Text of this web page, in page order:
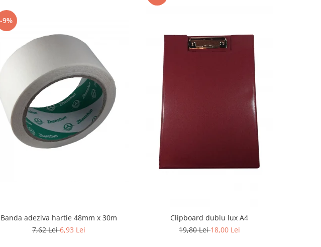
-9%
Banda adeziva hartie 48mm x 30m
7,62 Lei6,93 Lei
Clipboard dublu lux A4
19,80 Lei18,00 Lei